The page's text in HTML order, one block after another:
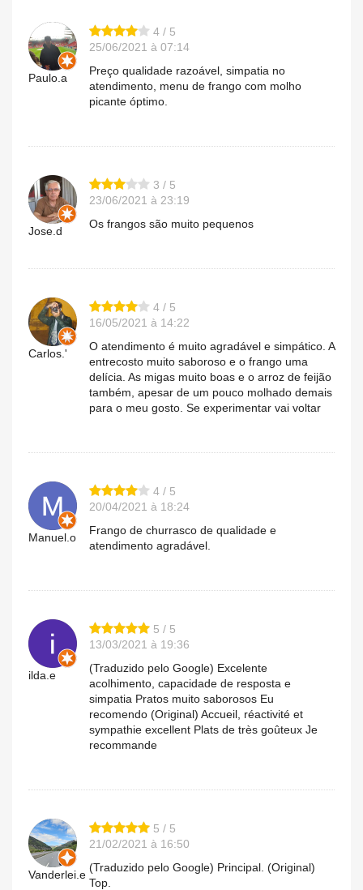
Paulo.a
4 / 5
25/06/2021 à 07:14
Preço qualidade razoável, simpatia no
atendimento, menu de frango com molho
picante óptimo.
Jose.d
3 / 5
23/06/2021 à 23:19
Os frangos são muito pequenos
Carlos.'
4 / 5
16/05/2021 à 14:22
O atendimento é muito agradável e simpático. A
entrecosto muito saboroso e o frango uma
delícia. As migas muito boas e o arroz de feijão
também, apesar de um pouco molhado demais
para o meu gosto. Se experimentar vai voltar
Manuel.o
4 / 5
20/04/2021 à 18:24
Frango de churrasco de qualidade e
atendimento agradável.
ilda.e
5 / 5
13/03/2021 à 19:36
(Traduzido pelo Google) Excelente
acolhimento, capacidade de resposta e
simpatia Pratos muito saborosos Eu
recomendo (Original) Accueil, réactivité et
sympathie excellent Plats de très goûteux Je
recommande
Vanderlei.e
5 / 5
21/02/2021 à 16:50
(Traduzido pelo Google) Principal. (Original)
Top.